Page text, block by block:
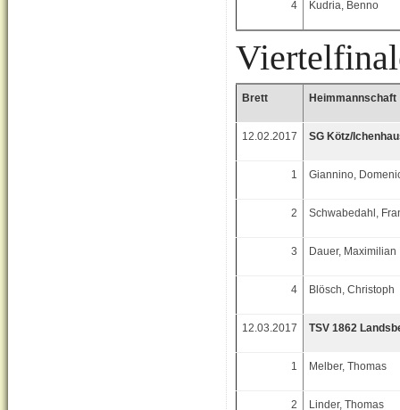
4 Kudria, Benno
Brett Heimmannschaft
12.02.2017 SG Kötz/
1 Giannino,
2 Schwabedahl,
3 Dauer, Maximilian
4 Blösch, Christoph
12.03.2017 TSV 1862
1 Melber, Thomas
2 Linder, Thomas